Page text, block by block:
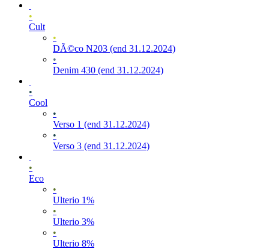
•
Cult
•
DÃ©co N203 (end 31.12.2024)
•
Denim 430 (end 31.12.2024)
•
Cool
•
Verso 1 (end 31.12.2024)
•
Verso 3 (end 31.12.2024)
•
Eco
•
Ulterio 1%
•
Ulterio 3%
•
Ulterio 8%